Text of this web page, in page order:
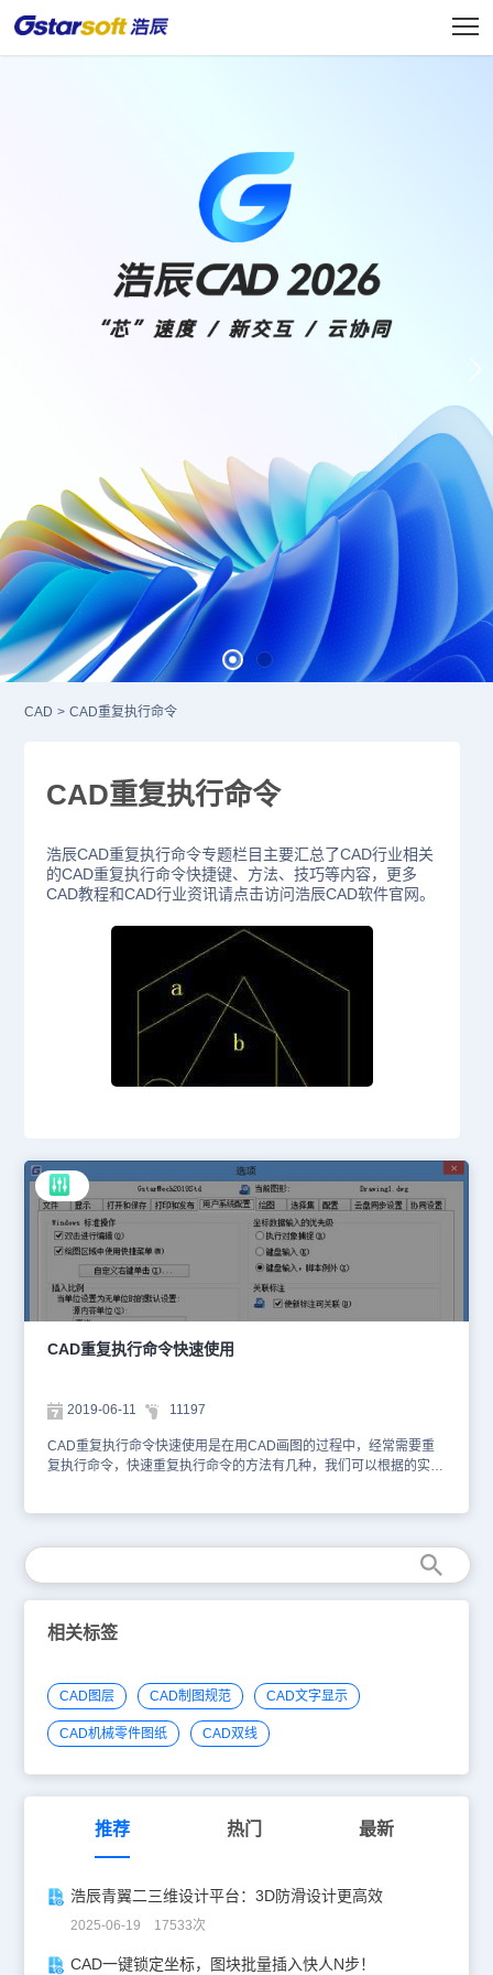
CAD > CAD重复执行命令
CAD重复执行命令
浩辰CAD重复执行命令专题栏目主要汇总了CAD行业相关
的CAD重复执行命令快捷键、方法、技巧等内容，更多
CAD教程和CAD行业资讯请点击访问浩辰CAD软件官网。
CAD重复执行命令快速使用
2019-06-11 11197
CAD重复执行命令快速使用是在用CAD画图的过程中，经常需要重
复执行命令，快速重复执行命令的方法有几种，我们可以根据的实际
当我们要重复的不是刚执行的命令，而是再之前执行的命令时，可以
用向上的方向键翻找之前执行的命令，如果翻过了，可以用向下方向
键返回，当找到了要执行的命令后，按回车键即可执行此命令。这种
方式效率不太高，但如果命令比较长，输入麻烦而且我们记得不是很
熟的时候，可以用这种方式。3、鼠标右键鼠标右键有两种使用方
法，一种是用右键菜单，一种是直接把右键当回车使用。如果我们显
右键菜单中选择并重复执行之前使用过的命令。 虽然右键菜单简单
明了，但操作效率有点低，先右键单击打开菜单，然后将光标移动到
要重复的命令上单击，一些追求操作效率的设计师不太习惯这样的操
作。如果将右键菜单关闭，鼠标右键就可以当做回车键使用，单击右
如下图所示。 以上就是今天给大家介绍集中快速重复上一个命令的
相关标签
CAD图层 CAD制图规范 CAD文字显示
CAD机械零件图纸 CAD双线
推荐 热门 最新
浩辰青翼二三维设计平台：3D防滑设计更高效
2025-06-19 17533次
CAD一键锁定坐标，图块批量插入快人N步！